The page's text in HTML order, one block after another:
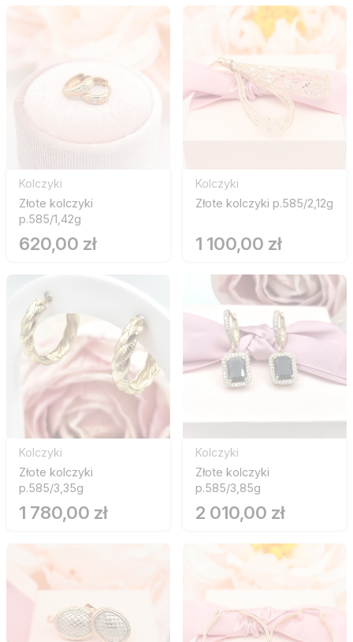
Kolczyki
Złote kolczyki
p.585/1,42g
620,00 zł
Kolczyki
Złote kolczyki p.585/2,12g
1 100,00 zł
Kolczyki
Złote kolczyki
p.585/3,35g
1 780,00 zł
Kolczyki
Złote kolczyki
p.585/3,85g
2 010,00 zł